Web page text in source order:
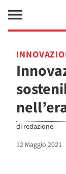
di redazione
12 Maggio 2021